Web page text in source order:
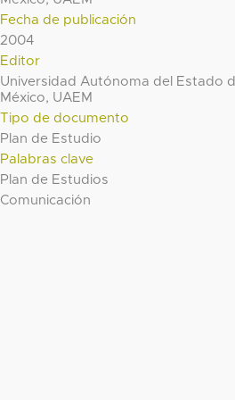
Fecha de publicación
2004
Editor
Universidad Autónoma del Estado
México, UAEM
Tipo de documento
Plan de Estudio
Palabras clave
Plan de Estudios
Comunicación